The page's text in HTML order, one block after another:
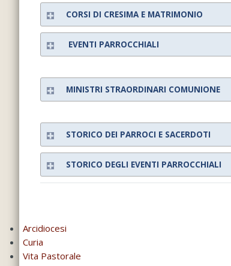
CORSI DI CRESIMA E MATRIMONIO
EVENTI PARROCCHIALI
MINISTRI STRAORDINARI COMUNIONE
STORICO DEI PARROCI E SACERDOTI
STORICO DEGLI EVENTI PARROCCHIALI
Arcidiocesi
Curia
Vita Pastorale